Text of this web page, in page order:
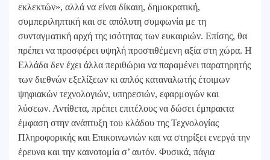
εκλεκτών», αλλά να είναι δίκαιη, δημοκρατική,
συμπεριληπτική και σε απόλυτη συμφωνία με τη
συνταγματική αρχή της ισότητας των ευκαιριών. Επίσης, θα
πρέπει να προσφέρει υψηλή προστιθέμενη αξία στη χώρα. Η
Ελλάδα δεν έχει άλλα περιθώρια να παραμένει παρατηρητής
των διεθνών εξελίξεων κι απλός καταναλωτής έτοιμων
ψηφιακών τεχνολογιών, υπηρεσιών, εφαρμογών και
λύσεων. Αντίθετα, πρέπει επιτέλους να δώσει έμπρακτα
έμφαση στην ανάπτυξη του κλάδου της Τεχνολογίας
Πληροφορικής και Επικοινωνιών και να στηρίξει ενεργά την
έρευνα και την καινοτομία σ’ αυτόν. Φυσικά, πάγια